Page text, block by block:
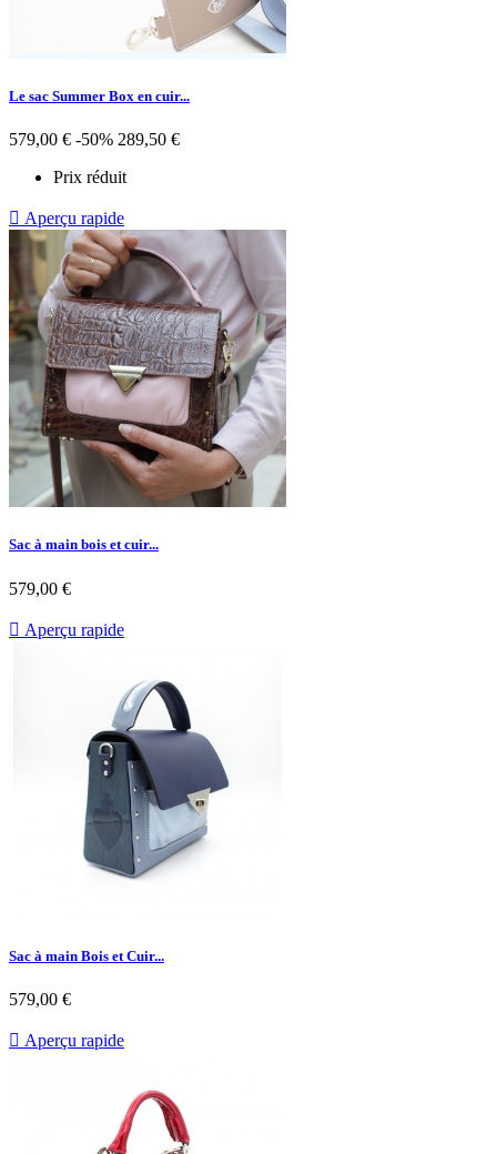
Le sac Summer Box en cuir...
579,00 € -50% 289,50 €
Prix réduit
 Aperçu rapide
Sac à main bois et cuir...
579,00 €
 Aperçu rapide
Sac à main Bois et Cuir...
579,00 €
 Aperçu rapide